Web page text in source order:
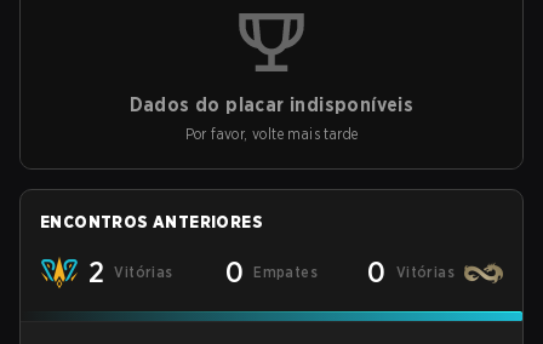
Dados do placar indisponíveis
Por favor, volte mais tarde
ENCONTROS ANTERIORES
2 Vitórias 0 Empates 0 Vitórias